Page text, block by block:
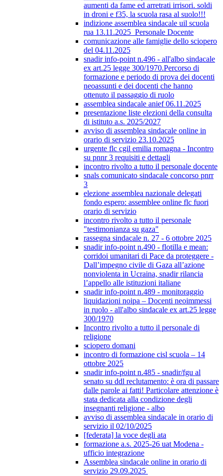
aumenti da fame ed arretrati irrisori. soldi
in droni e f35, la scuola rasa al suolo!!!
indizione assemblea sindacale uil scuola
rua 13.11.2025_Personale Docente
comunicazione alle famiglie dello sciopero
del 04.11.2025
snadir info-point n.496 - all'albo sindacale
ex art.25 legge 300/1970.Percorso di
formazione e periodo di prova dei docenti
neoassunti e dei docenti che hanno
ottenuto il passaggio di ruolo
assemblea sindacale anief 06.11.2025
presentazione liste elezioni della consulta
di istituto a.s. 2025/2027
avviso di assemblea sindacale online in
orario di servizio 23.10.2025
urgente flc cgil emilia romagna - Incontro
su pnnr 3 requisiti e dettagli
incontro rivolto a tutto il personale docente
snals comunicato sindacale concorso pnrr
3
elezione assemblea nazionale delegati
fondo espero: assemblee online flc fuori
orario di servizio
incontro rivolto a tutto il personale
"testimonianza su gaza"
rassegna sindacale n. 27 - 6 ottobre 2025
snadir info-point n.490 - flotilla e mean:
corridoi umanitari di Pace da proteggere -
Dall’impegno civile di Gaza all’azione
nonviolenta in Ucraina, snadir rilancia
l’appello alle istituzioni italiane
snadir info-point n.489 - monitoraggio
liquidazioni noipa – Docenti neoimmessi
in ruolo - all'albo sindacale ex art.25 legge
300/1970
Incontro rivolto a tutto il personale di
religione
sciopero domani
incontro di formazione cisl scuola – 14
ottobre 2025
snadir info-point n.485 - snadir/fgu al
senato su ddl reclutamento: è ora di passare
dalle parole ai fatti! Particolare attenzione è
stata dedicata alla condizione degli
insegnanti religione - albo
avviso di assemblea sindacale in orario di
servizio il 02/10/2025
[federata] la voce degli ata
formazione a.s. 2025-26 uat Modena -
ufficio integrazione
Assemblea sindacale online in orario di
servizio 29.09.2025